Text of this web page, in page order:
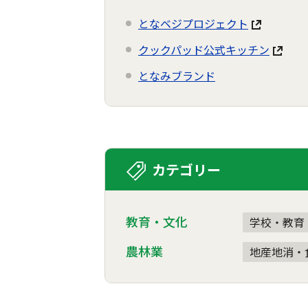
となベジプロジェクト
クックパッド公式キッチン
となみブランド
カテゴリー
教育・文化 学校・教育
農林業 地産地消・